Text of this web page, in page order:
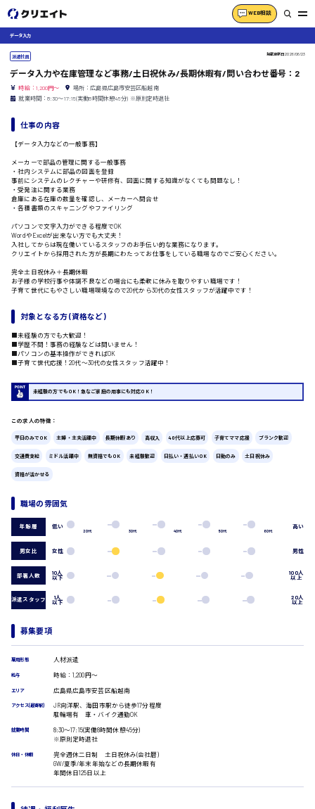
WEB相談
製造・軽作業・物流系
組立、加工
ピッキング・仕分け
介護職
看護師
オフィスワーク系
貿易事務
データ入力
コールセンターオペレーター
一般事務
総務事務
経理事務
受付事務
翻訳、通訳
CADオペレーター
WEBデザイナー
校正・編集
システムエンジニア
プログラマー
広島市中区
広島市佐伯区
広島市安佐南区
広島市安芸区
時給1200円～
時給1400円～
時給1500円以上
データ入力
派遣社員 掲載更新日2026/06/23
データ入力や在庫管理など事務/土日祝休み/長期休暇有/問い合わせ番号：2
時給：1,200円～
場所：広島県広島市安芸区船越南
就業時間：8:30〜17:15(実働8時間休憩45分) ※原則定時退社
仕事の内容
【データ入力などの一般事務】
メーカーで部品の管理に関する一般事務
・社内システムに部品の図面を登録
事前にシステムのレクチャーや研修有、図面に関する知識がなくても問題なし！
・受発注に関する業務
倉庫にある在庫の数量を確認し、メーカーへ問合せ
・各種書類のスキャニングやファイリング
パソコンで文字入力ができる程度でOK
WordやExcelが出来ない方でも大丈夫！
入社してからは現在働いているスタッフのお手伝い的な業務になります。
クリエイトから採用された方が長期にわたってお仕事をしている職場なのでご安心ください。
完全土日祝休み＋長期休暇
お子様の学校行事や体調不良などの場合にも柔軟に休みを取りやすい職場です！
子育て世代にもやさしい職場環境なので20代から30代の女性スタッフが活躍中です！
対象となる方 (資格など)
■未経験の方でも大歓迎！
■学歴不問！事務の経験などは問いません！
■パソコンの基本操作ができればOK
■子育て世代応援！20代〜30代の女性スタッフ活躍中！
未経験の方でもOK！急なご家庭の用事にも対応OK！
この求人の特徴：
平日のみでOK 主婦・主夫活躍中 長期休暇あり 高収入 40代以上応募可 子育てママ応援 ブランク歓迎
交通費支給 ミドル活躍中 無資格でもOK 未経験歓迎 日払い・週払いOK 日勤のみ 土日祝休み
資格が活かせる
職場の雰囲気
年齢層 低い
20代 30代 40代 50代 60代
高い
男女比 女性 男性
部署人数 10人
以下
100人
以上
派遣スタッフ 1人
以下
20人
以上
募集要項
雇用形態 人材派遣
給与 時給：1,200円～
エリア 広島県広島市安芸区船越南
アクセス(最寄駅)
JR向洋駅、海田市駅から徒歩17分程度
駐輪場有 車・バイク通勤OK
就業時間
8:30〜17:15(実働8時間休憩45分)
※原則定時退社
休日・休暇
完全週休二日制 土日祝休み(会社暦)
GW/夏季/年末年始などの長期休暇有
年間休日125日以上